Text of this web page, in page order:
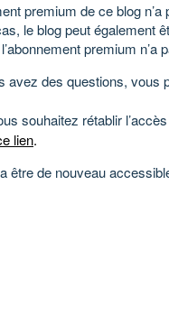
premium de ce blog
le blog peut également
premium n’a
avez des questions, vous
souhaitez rétablir
lien.
être de nouveau